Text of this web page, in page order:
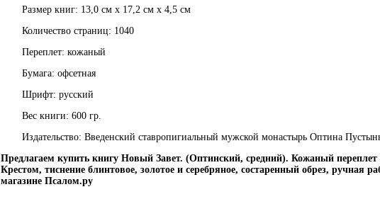
Размер книг: 13,0 см x 17,2 см x 4,5 см
Количество страниц: 1040
Переплет: кожаный
Бумага: офсетная
Шрифт: русский
Вес книги: 600 гр.
Издательство: Введенский ставропигиальный мужской монастырь Оптина
Предлагаем купить книгу Новый Завет. (Оптинский, средний). Кожаный
Крестом, тиснение блинтовое, золотое и серебряное, состаренный обрез, ручная
магазине Псалом.ру